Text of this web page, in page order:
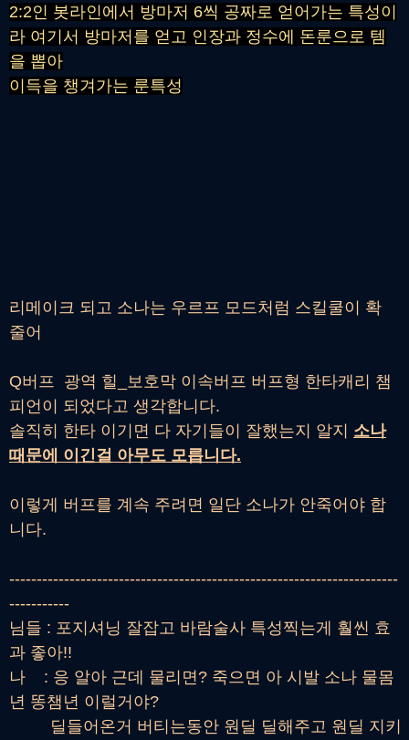
2:2인 봇라인에서 방마저 6씩 공짜로 얻어가는 특성이
라 여기서 방마저를 얻고 인장과 정수에 돈룬으로 템
을 뽑아
이득을 챙겨가는 룬특성
리메이크 되고 소나는 우르프 모드처럼 스킬쿨이 확
줄어
Q버프 광역 힐_보호막 이속버프 버프형 한타캐리 챔
피언이 되었다고 생각합니다.
솔직히 한타 이기면 다 자기들이 잘했는지 알지 소나
때문에 이긴걸 아무도 모릅니다.
이렇게 버프를 계속 주려면 일단 소나가 안죽어야 합
니다.
-----------------------------------------------------------------------
-----------
님들 : 포지셔닝 잘잡고 바람술사 특성찍는게 훨씬 효
과 좋아!!
나 : 응 알아 근데 물리면? 죽으면 아 시발 소나 물몸
년 똥챔년 이럴거야?
딜들어온거 버티는동안 원딜 딜해주고 원딜 지키